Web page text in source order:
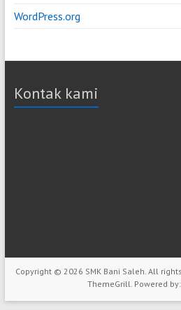
WordPress.org
Kontak kami
Copyright © 2026 SMK Bani Saleh . All
ThemeGrill. Powered